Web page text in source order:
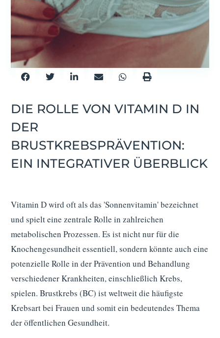
DIE ROLLE VON VITAMIN D IN
DER
BRUSTKREBSPRÄVENTION:
EIN INTEGRATIVER ÜBERBLICK
Vitamin D wird oft als das 'Sonnenvitamin' bezeichnet
und spielt eine zentrale Rolle in zahlreichen
metabolischen Prozessen. Es ist nicht nur für die
Knochengesundheit essentiell, sondern könnte auch eine
potenzielle Rolle in der Prävention und Behandlung
verschiedener Krankheiten, einschließlich Krebs,
spielen. Brustkrebs (BC) ist weltweit die häufigste
Krebsart bei Frauen und somit ein bedeutendes Thema
der öffentlichen Gesundheit.